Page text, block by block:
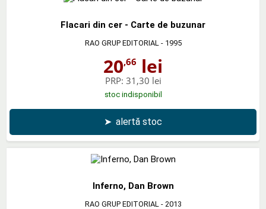
Flacari din cer - Carte de buzunar
RAO GRUP EDITORIAL - 1995
20,66 lei
PRP: 31,30 lei
stoc indisponibil
➤ alertă stoc
Inferno, Dan Brown
RAO GRUP EDITORIAL - 2013